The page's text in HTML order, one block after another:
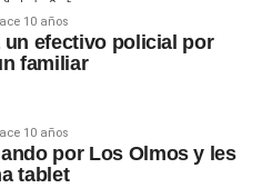
10 años
un efectivo policial por
familiar
10 años
por Los Olmos y les
tablet